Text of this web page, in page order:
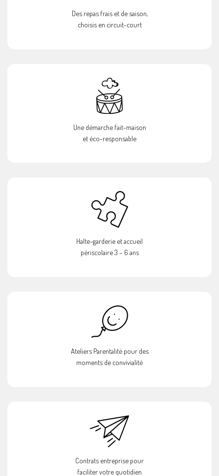
Des repas frais et de saison,
choisis en circuit-court
Une démarche fait-maison
et éco-responsable
Halte-garderie et accueil
périscolaire 3 – 6 ans
Ateliers Parentalité pour des
moments de convivialité
Contrats entreprise pour
faciliter votre quotidien